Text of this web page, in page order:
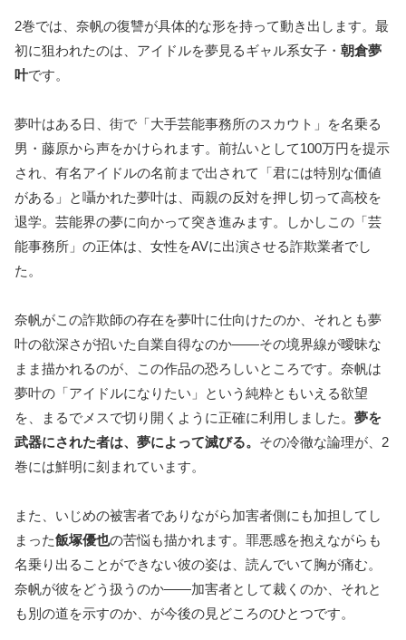
2巻では、奈帆の復讐が具体的な形を持って動き出します。最
初に狙われたのは、アイドルを夢見るギャル系女子・ 朝倉夢
叶です。
夢叶はある日、街で「大手芸能事務所のスカウト」を名乗る
男・藤原から声をかけられます。前払いとして100万円を提示
され、有名アイドルの名前まで出されて「君には特別な価値
がある」と囁かれた夢叶は、両親の反対を押し切って高校を
退学。芸能界の夢に向かって突き進みます。しかしこの「芸
能事務所」の正体は、女性をAVに出演させる詐欺業者でし
た。
奈帆がこの詐欺師の存在を夢叶に仕向けたのか、それとも夢
叶の欲深さが招いた自業自得なのか――その境界線が曖昧な
まま描かれるのが、この作品の恐ろしいところです。奈帆は
夢叶の「アイドルになりたい」という純粋ともいえる欲望
を、まるでメスで切り開くように正確に利用しました。 夢を
武器にされた者は、夢によって滅びる。 その冷徹な論理が、2
巻には鮮明に刻まれています。
また、いじめの被害者でありながら加害者側にも加担してし
まった飯塚優也の苦悩も描かれます。罪悪感を抱えながらも
名乗り出ることができない彼の姿は、読んでいて胸が痛む。
奈帆が彼をどう扱うのか――加害者として裁くのか、それと
も別の道を示すのか、が今後の見どころのひとつです。